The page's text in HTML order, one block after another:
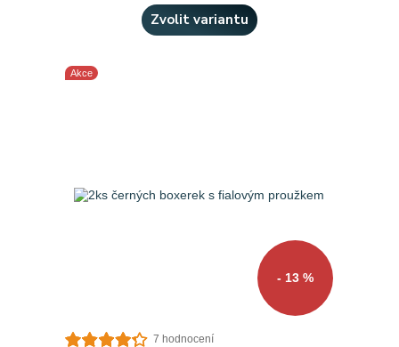
Zvolit variantu
Akce
- 13 %
7 hodnocení